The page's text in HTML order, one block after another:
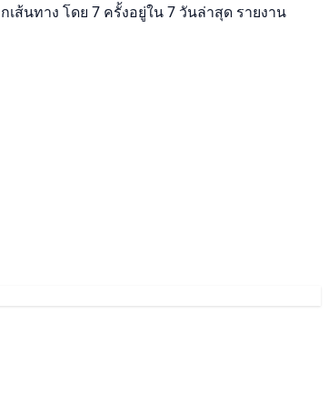
ส้นทาง โดย 7 ครั้งอยู่ใน 7 วันล่าสุด รายงาน